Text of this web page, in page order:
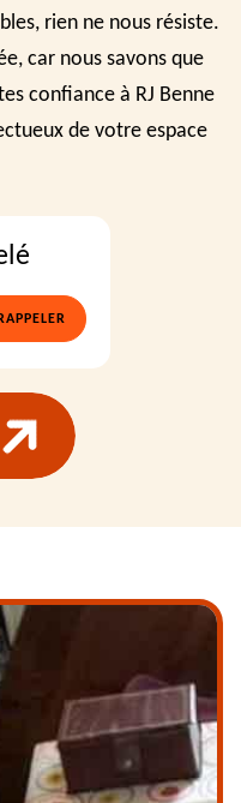
rien ne nous résiste.
car nous savons que
confiance à RJ Benne
de votre espace